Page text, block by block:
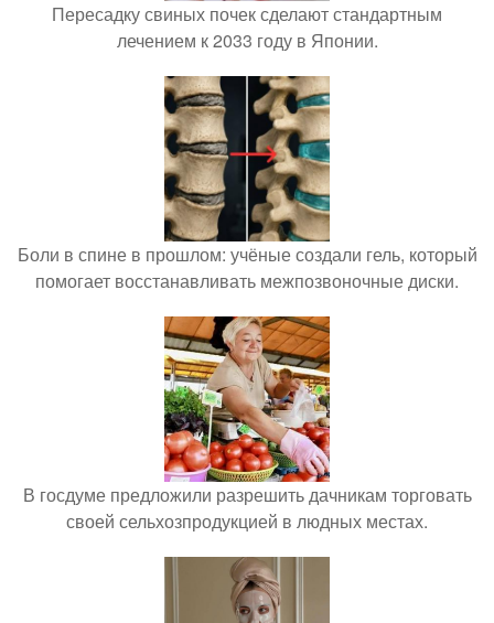
Пересадку свиных почек сделают стандартным
лечением к 2033 году в Японии.
Боли в спине в прошлом: учёные создали гель, который
помогает восстанавливать межпозвоночные диски.
В госдуме предложили разрешить дачникам торговать
своей сельхозпродукцией в людных местах.